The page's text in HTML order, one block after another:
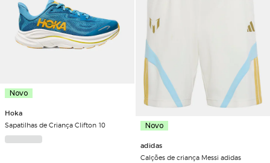
Novo
Hoka
Sapatilhas de Criança Clifton 10
Novo
adidas
Calções de criança Messi adidas